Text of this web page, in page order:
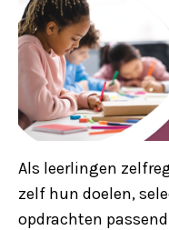
Als leerlingen
zelf hun doelen,
opdrachten